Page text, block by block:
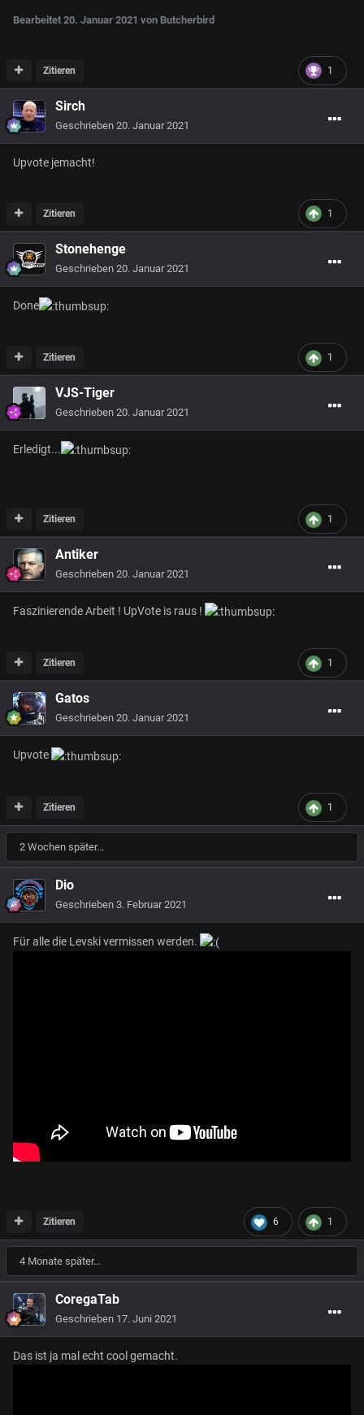
Bearbeitet 20. Januar 2021 von Butcherbird
1
Zitieren
Sirch
Geschrieben 20. Januar 2021
Upvote jemacht!
1
Zitieren
Stonehenge
Geschrieben 20. Januar 2021
Done
1
Zitieren
VJS-Tiger
Geschrieben 20. Januar 2021
Erledigt...
1
Zitieren
Antiker
Geschrieben 20. Januar 2021
Faszinierende Arbeit ! UpVote is raus !
1
Zitieren
Gatos
Geschrieben 20. Januar 2021
Upvote
1
Zitieren
2 Wochen später...
Dio
Geschrieben 3. Februar 2021
Für alle die Levski vermissen werden.
6 1
Zitieren
4 Monate später...
CoregaTab
Geschrieben 17. Juni 2021
Das ist ja mal echt cool gemacht.